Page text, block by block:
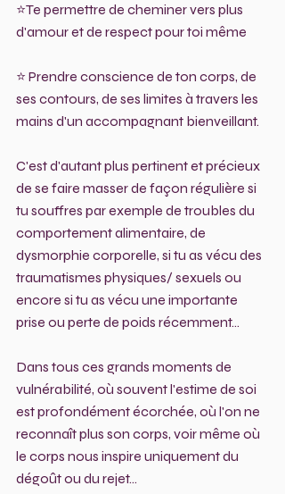
⭐Te permettre de cheminer vers plus
d'amour et de respect pour toi même
⭐ Prendre conscience de ton corps, de
ses contours, de ses limites à travers les
mains d'un accompagnant bienveillant.
C'est d'autant plus pertinent et précieux
de se faire masser de façon régulière si
tu souffres par exemple de troubles du
comportement alimentaire, de
dysmorphie corporelle, si tu as vécu des
traumatismes physiques/ sexuels ou
encore si tu as vécu une importante
prise ou perte de poids récemment...
Dans tous ces grands moments de
vulnérabilité, où souvent l'estime de soi
est profondément écorchée, où l'on ne
reconnaît plus son corps, voir même où
le corps nous inspire uniquement du
dégoût ou du rejet...